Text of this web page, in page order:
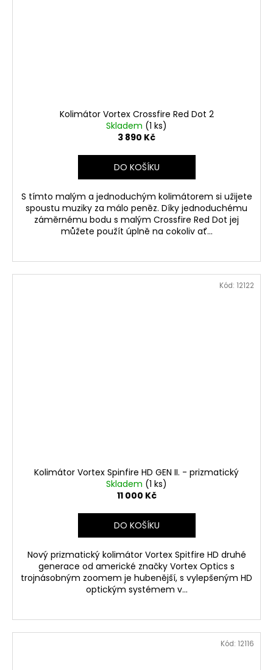
Kolimátor Vortex Crossfire Red Dot 2
Skladem (1 ks)
3 890 Kč
DO KOŠÍKU
S tímto malým a jednoduchým kolimátorem si užijete
spoustu muziky za málo peněz. Díky jednoduchému
záměrnému bodu s malým Crossfire Red Dot jej
můžete použít úplně na cokoliv ať...
Kolimátor Vortex Spinfire HD GEN II. - prizmatický
Skladem (1 ks)
11 000 Kč
DO KOŠÍKU
Nový prizmatický kolimátor Vortex Spitfire HD druhé
generace od americké značky Vortex Optics s
trojnásobným zoomem je hubenější, s vylepšeným HD
optickým systémem v...
Kód: 12122
Kód: 12116